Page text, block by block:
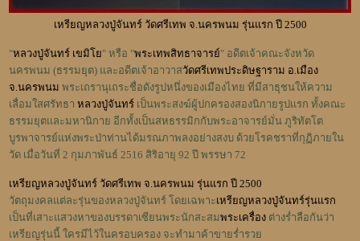
เหรียญหลวงปู่จันทร์ วัดศรีเทพ จ.นครพนม รุ่นแรก ปี 2500
"หลวงปู่จันทร์ เขมิโย" หรือ "พระเทพสิทธาจารย์" อดีตเจ้าคณะจังหวัด
นครพนม (ธรรมยุต) และอดีตเจ้าอาวาสวัดศรีเทพประดิษฐาราม อ.เมือง
จ.นครพนม พระเถรานุเถระชื่อดังรูปหนึ่งของเมืองไทย ที่มีสาธุชนให้ความ
เลื่อมใสศรัทธาหลวงปู่จันทร์ เป็นพระสงฆ์ผู้ปกครองสองนิกายรูปแรก ทั้งคณะ
ธรรมยุตและมหานิกาย อีกทั้งเป็นสหธรรมิกกับพระอาจารย์มั่น ภูริทัตโต
บูรพาจารย์แห่งพระป่าท่านได้มรณภาพลงอย่างสงบ ด้วยโรคชราที่กุฏิภายใน
วัด เมื่อวันที่ 2 กุมภาพันธ์ 2516 สิริอายุ 92 ปี พรรษา 72
เหรียญหลวงปู่จันทร์ วัดศรีเทพ จ.นครพนม รุ่นแรก ปี 2500
วัตถุมงคลแต่ละรุ่นของหลวงปู่จันทร์ โดยเฉพาะเหรียญหลวงปู่จันทร์รุ่นแรก
เป็นที่เสาะแสวงหาของบรรดาเซียนพระนักสะสมพระเครื่อง ต่างร่ำลือกันว่า
เหรียญรุ่นนี้ ใครมีไว้ในครอบครอง จะทำมาค้าขายร่ำรวย